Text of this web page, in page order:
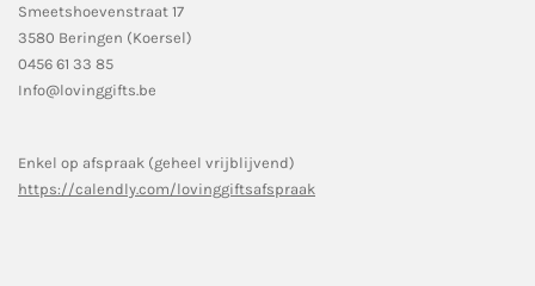
Smeetshoevenstraat 17
3580 Beringen (Koersel)
0456 61 33 85
Info@lovinggifts.be
Enkel op afspraak (geheel vrijblijvend)
https://calendly.com/lovinggiftsafspraak